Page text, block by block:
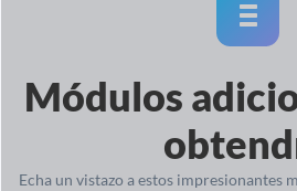
Módulos
Echa un vistazo a estos impresionantes